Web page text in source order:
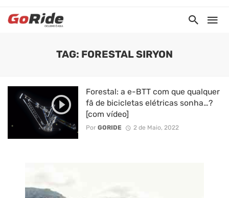
TAG: FORESTAL SIRYON
Forestal: a e-BTT com que qualquer
fã de bicicletas elétricas sonha…?
[com vídeo]
Por GORIDE 2 de Maio, 2022